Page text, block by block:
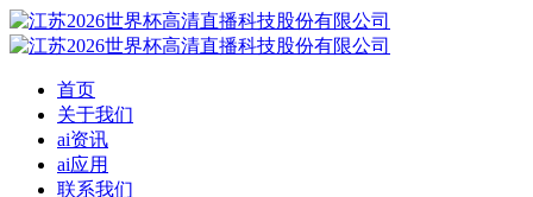
首页
关于我们
ai资讯
ai应用
联系我们